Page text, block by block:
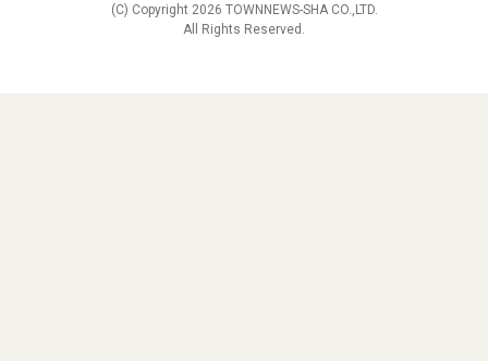
(C) Copyright 2026 TOWNNEWS-SHA CO.,LTD.
All Rights Reserved.